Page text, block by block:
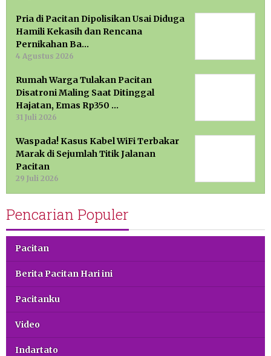
Pria di Pacitan Dipolisikan Usai Diduga
Hamili Kekasih dan Rencana
Pernikahan Ba…
4 Agustus 2026
Rumah Warga Tulakan Pacitan
Disatroni Maling Saat Ditinggal
Hajatan, Emas Rp350 …
31 Juli 2026
Waspada! Kasus Kabel WiFi Terbakar
Marak di Sejumlah Titik Jalanan
Pacitan
29 Juli 2026
Pencarian Populer
Pacitan
Berita Pacitan Hari ini
Pacitanku
Video
Indartato